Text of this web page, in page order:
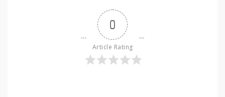
0
Article Rating